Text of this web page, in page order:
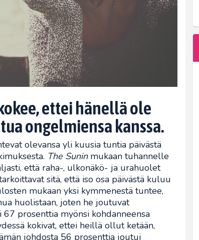
ettei hänellä ole
ongelmiensa kanssa.
olevansa yli kuusia tuntia päivästä
The Suninmukaan tuhannelle
että raha-, ulkonäkö- ja urahuolet
sitä, että iso osa päivästä kuluu
mukaan yksi kymmenestä tuntee,
huolistaan, joten he joutuvat
67 prosenttia myönsi kohdanneensa
kokivat, ettei heillä ollut ketään,
johdosta 56 prosenttia joutui